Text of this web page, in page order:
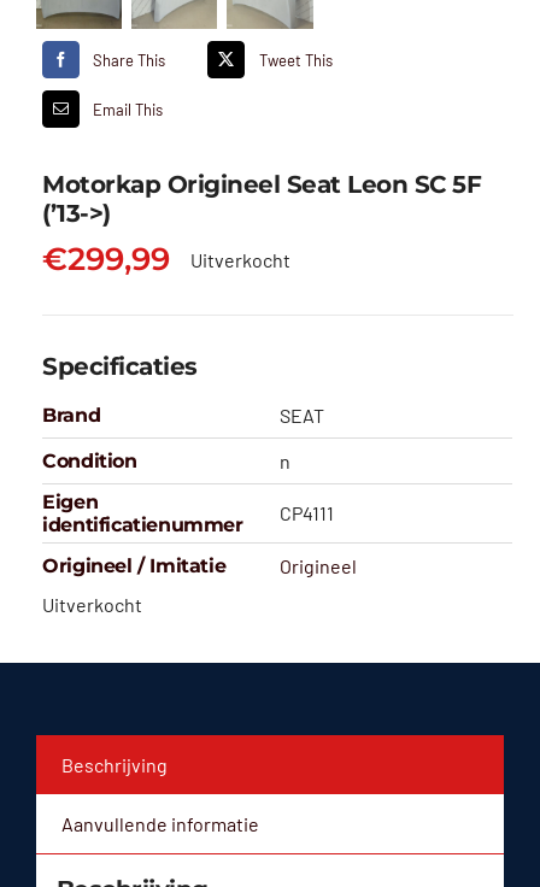
Share This Tweet This
Email This
Motorkap Origineel Seat Leon SC 5F
(’13->)
€299,99 Uitverkocht
Specificaties
Brand
SEAT
Condition
n
Eigen
identificatienummer
CP4111
Origineel / Imitatie
Origineel
Uitverkocht
Beschrijving
Aanvullende informatie